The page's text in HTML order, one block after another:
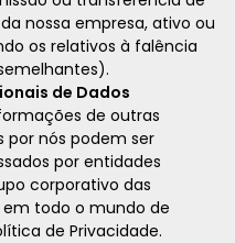
nossa empresa, ativo ou
os relativos à falência
de Dados
de outras
por nós podem ser
por entidades
corporativo das
todo o mundo de
de Privacidade.